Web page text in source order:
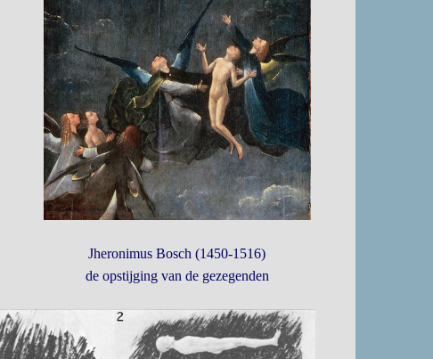
Jheronimus Bosch (1450-1516)
de opstijging van de gezegenden